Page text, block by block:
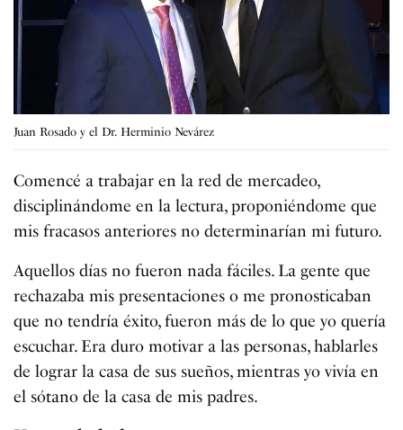
Juan Rosado y el Dr. Herminio Nevárez
Comencé a trabajar en la red de mercadeo,
disciplinándome en la lectura, proponiéndome que
mis fracasos anteriores no determinarían mi futuro.
Aquellos días no fueron nada fáciles. La gente que
rechazaba mis presentaciones o me pronosticaban
que no tendría éxito, fueron más de lo que yo quería
escuchar. Era duro motivar a las personas, hablarles
de lograr la casa de sus sueños, mientras yo vivía en
el sótano de la casa de mis padres.